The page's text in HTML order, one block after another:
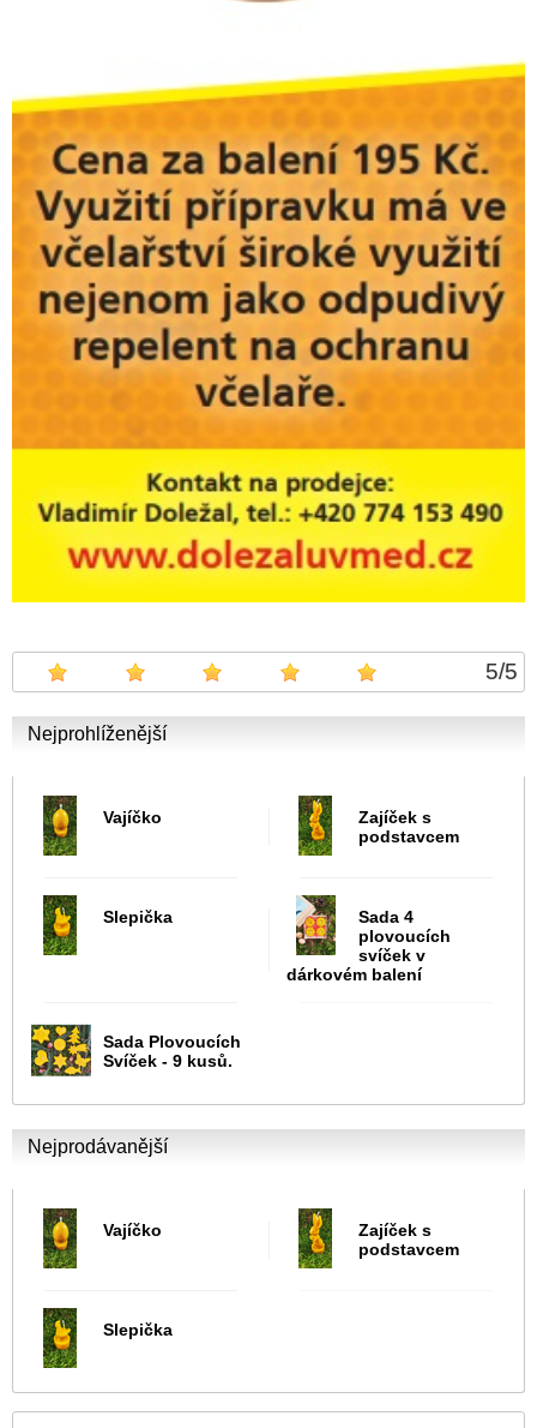
5/5
Nejprohlíženější
Vajíčko
Zajíček s
podstavcem
Slepička
Sada 4
plovoucích
svíček v
dárkovém balení
Sada Plovoucích
Svíček - 9 kusů.
Nejprodávanější
Vajíčko
Zajíček s
podstavcem
Slepička